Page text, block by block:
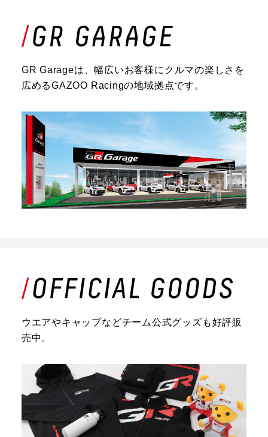
GR Garageは、幅広いお客様にクルマの楽しさを
広めるGAZOO Racingの地域拠点です。
ウエアやキャップなどチーム公式グッズも好評販
売中。